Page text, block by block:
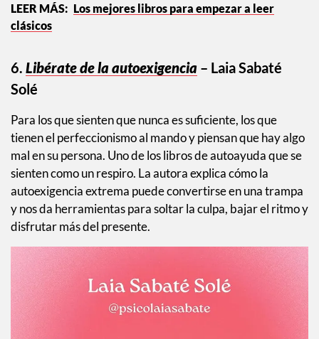
Los mejores libros para empezar a leer
clásicos
6. Libérate de la autoexigencia – Laia Sabaté
Solé
Para los que sienten que nunca es suficiente, los que
tienen el perfeccionismo al mando y piensan que hay algo
mal en su persona. Uno de los libros de autoayuda que se
sienten como un respiro. La autora explica cómo la
autoexigencia extrema puede convertirse en una trampa
y nos da herramientas para soltar la culpa, bajar el ritmo y
disfrutar más del presente.